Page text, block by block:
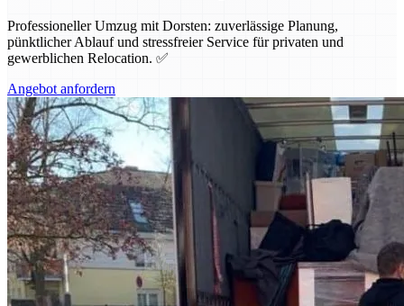
Professioneller Umzug mit Dorsten: zuverlässige Planung,
pünktlicher Ablauf und stressfreier Service für privaten und
gewerblichen Relocation. ✅
Angebot anfordern